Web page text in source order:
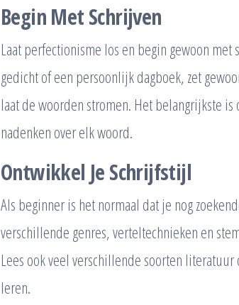
Begin Met Schrijven
Laat perfectionisme los en begin gewoon
gedicht of een persoonlijk dagboek, zet
laat de woorden stromen. Het belangrijkste
nadenken over elk woord.
Ontwikkel Je Schrijfstijl
Als beginner is het normaal dat je nog
verschillende genres, verteltechnieken en
Lees ook veel verschillende soorten
leren.